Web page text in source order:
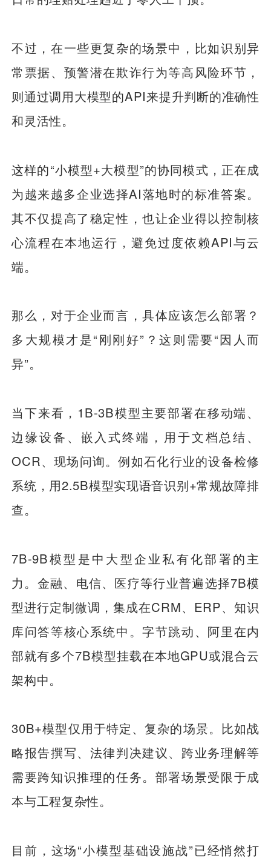
不过，在一些更复杂的场景中，比如识别异
常票据、预警潜在欺诈行为等高风险环节，
则通过调用大模型的API来提升判断的准确性
和灵活性。
这样的“小模型+大模型”的协同模式，正在成
为越来越多企业选择AI落地时的标准答案。
其不仅提高了稳定性，也让企业得以控制核
心流程在本地运行，避免过度依赖API与云
端。
那么，对于企业而言，具体应该怎么部署？
多大规模才是“刚刚好”？这则需要“因人而
异”。
当下来看，1B-3B模型主要部署在移动端、
边缘设备、嵌入式终端，用于文档总结、
OCR、现场问询。例如石化行业的设备检修
系统，用2.5B模型实现语音识别+常规故障排
查。
7B-9B模型是中大型企业私有化部署的主
力。金融、电信、医疗等行业普遍选择7B模
型进行定制微调，集成在CRM、ERP、知识
库问答等核心系统中。字节跳动、阿里在内
部就有多个7B模型挂载在本地GPU或混合云
架构中。
30B+模型仅用于特定、复杂的场景。比如战
略报告撰写、法律判决建议、跨业务理解等
需要跨知识推理的任务。部署场景受限于成
本与工程复杂性。
目前，这场“小模型基础设施战”已经悄然打